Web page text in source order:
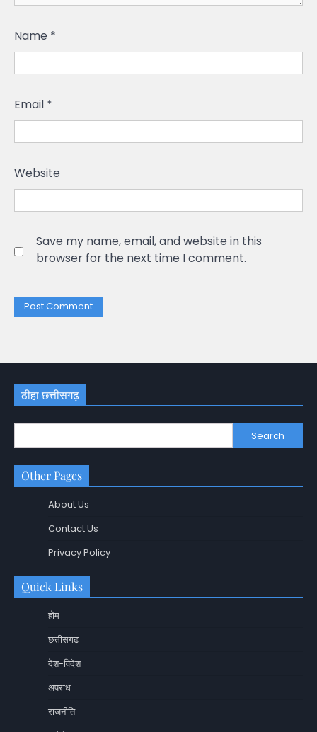
Name *
Email *
Website
Save my name, email, and website in this
browser for the next time I comment.
ठीहा छत्तीसगढ़
Search
Other Pages
About Us
Contact Us
Privacy Policy
Quick Links
होम
छत्तीसगढ़
देश-विदेश
अपराध
राजनीति